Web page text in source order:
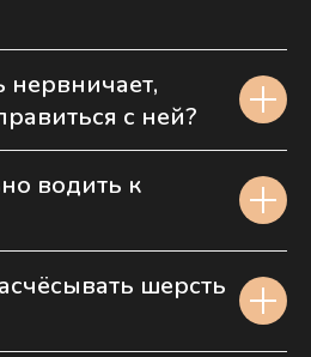
с ней?
водить к
шерсть